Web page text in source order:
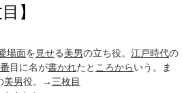
】
場面を 見せる美男の立ち役。 江戸時代の
目に名が書かれたと ころからいう。ま
美男役。→ 三枚目